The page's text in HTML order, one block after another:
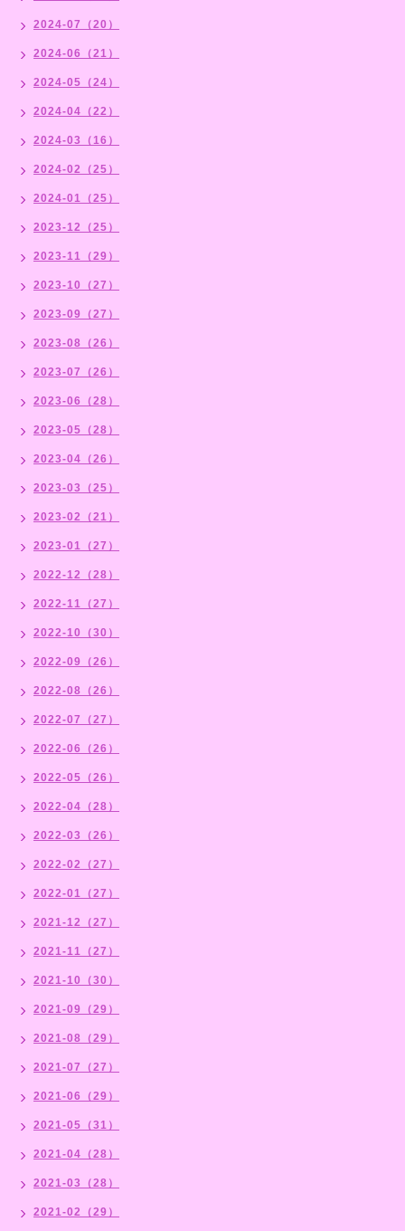
2024-07（20）
2024-06（21）
2024-05（24）
2024-04（22）
2024-03（16）
2024-02（25）
2024-01（25）
2023-12（25）
2023-11（29）
2023-10（27）
2023-09（27）
2023-08（26）
2023-07（26）
2023-06（28）
2023-05（28）
2023-04（26）
2023-03（25）
2023-02（21）
2023-01（27）
2022-12（28）
2022-11（27）
2022-10（30）
2022-09（26）
2022-08（26）
2022-07（27）
2022-06（26）
2022-05（26）
2022-04（28）
2022-03（26）
2022-02（27）
2022-01（27）
2021-12（27）
2021-11（27）
2021-10（30）
2021-09（29）
2021-08（29）
2021-07（27）
2021-06（29）
2021-05（31）
2021-04（28）
2021-03（28）
2021-02（29）